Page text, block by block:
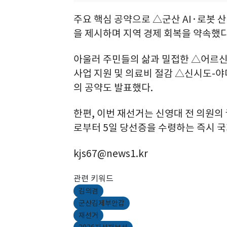
주요 핵심 공약으로 △군산 AI·로봇
을 제시하며 지역 경제 회복을 약속했
아울러 주민들의 삶과 밀접한 △어르
사업 지원 및 의료비 절감 △신시도-
의 공약도 발표했다.
한편, 이번 재선거는 신영대 전 의원
로부터 5일 당선증을 수령하는 즉시
kjs67@news1.kr
관련 키워드
김의겸
군산김제부안갑
재선거